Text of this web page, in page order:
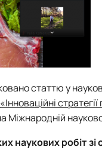
статтю у
«Інноваційні
Міжнародній
наукових робіт